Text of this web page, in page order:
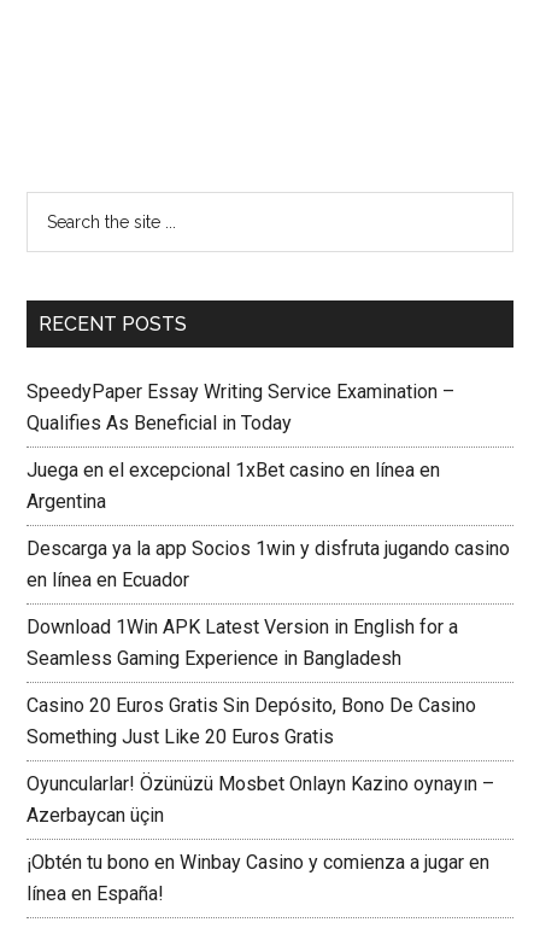
RECENT POSTS
SpeedyPaper Essay Writing Service Examination –
Qualifies As Beneficial in Today
Juega en el excepcional 1xBet casino en línea en
Argentina
Descarga ya la app Socios 1win y disfruta jugando casino
en línea en Ecuador
Download 1Win APK Latest Version in English for a
Seamless Gaming Experience in Bangladesh
Casino 20 Euros Gratis Sin Depósito, Bono De Casino
Something Just Like 20 Euros Gratis
Oyuncularlar! Özünüzü Mosbet Onlayn Kazino oynayın –
Azerbaycan üçin
¡Obtén tu bono en Winbay Casino y comienza a jugar en
línea en España!